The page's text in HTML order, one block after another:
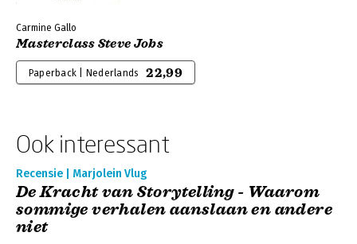
Carmine Gallo
Masterclass Steve Jobs
Paperback | Nederlands 22,99
Ook interessant
Recensie | Marjolein Vlug
De Kracht van Storytelling - Waarom
sommige verhalen aanslaan en andere
niet